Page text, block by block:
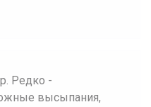
Редко -
высыпания,